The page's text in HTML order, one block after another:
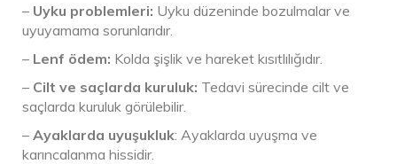
– Uyku problemleri: Uyku düzeninde bozulmalar ve
uyuyamama sorunlarıdır.
– Lenf ödem: Kolda şişlik ve hareket kısıtlılığıdır.
– Cilt ve saçlarda kuruluk: Tedavi sürecinde cilt ve
saçlarda kuruluk görülebilir.
– Ayaklarda uyuşukluk: Ayaklarda uyuşma ve
karıncalanma hissidir.